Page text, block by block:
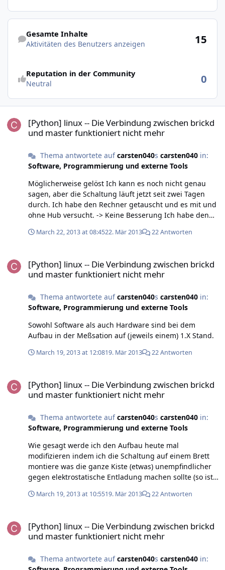
Aktivitäten des Benutzers anzeigen
Gesamte Inhalte
Aktivitäten des Benutzers anzeigen 15
Reputation in der Community
Neutral 0
[Python] linux -- Die Verbindung zwischen brickd
und master funktioniert nicht mehr
Thema antwortete aufcarsten040s carsten040in:
Software, Programmierung und externe Tools
Möglicherweise gelöst Ich kann es noch nicht genau
sagen, aber die Schaltung läuft jetzt seit zwei Tagen
durch. Ich habe den Rechner getauscht und es mit und
ohne Hub versucht. -> Keine Besserung Ich habe den
neben die geheizte Platte gelegt -> Keine Besserung Ich
Schaltung gelegt -> Erfolg! Es scheint also so zu sein,
dass der Schaltimpuls irgendwie über das Sensorkabel
und dort die Störung auslöst. Hier scheint es also
Problematisch, dass das Kabel zum Relais kurz ist, die
Leitung zu Sensor lang und das das Kabel vom Relais
zum Netzgerät ein Stück weit mehr oder weniger
parallel zur Leitung zwischen T-Sensor-Bricklet und
Master verläuft. Das würde auch erklären warum die
March 22, 2013 at 08:4522. Mär 2013 22 Antworten
[Python] linux -- Die Verbindung zwischen brickd
und master funktioniert nicht mehr
Thema antwortete aufcarsten040s carsten040in:
Software, Programmierung und externe Tools
Sowohl Software als auch Hardware sind bei dem
Aufbau in der Meßsation auf (jeweils einem) 1.X Stand.
March 19, 2013 at 12:0819. Mär 2013 22 Antworten
[Python] linux -- Die Verbindung zwischen brickd
und master funktioniert nicht mehr
Thema antwortete aufcarsten040s carsten040in:
Software, Programmierung und externe Tools
Wie gesagt werde ich den Aufbau heute mal
modifizieren indem ich die Schaltung auf einem Brett
montiere was die ganze Kiste (etwas) unempfindlicher
gegen elektrostatische Entladung machen sollte (so ist
ich Die Programme nochmal auf einen Desktop und
laufen lasse. Das Problem ist, dass der Master Brick
nicht mehr antwortet und erst ein Druck auf den Reset
behebt. Ich habe zweimal (nach einem Absturz) ein
March 19, 2013 at 10:5519. Mär 2013 22 Antworten
[Python] linux -- Die Verbindung zwischen brickd
und master funktioniert nicht mehr
Thema antwortete aufcarsten040s carsten040in: